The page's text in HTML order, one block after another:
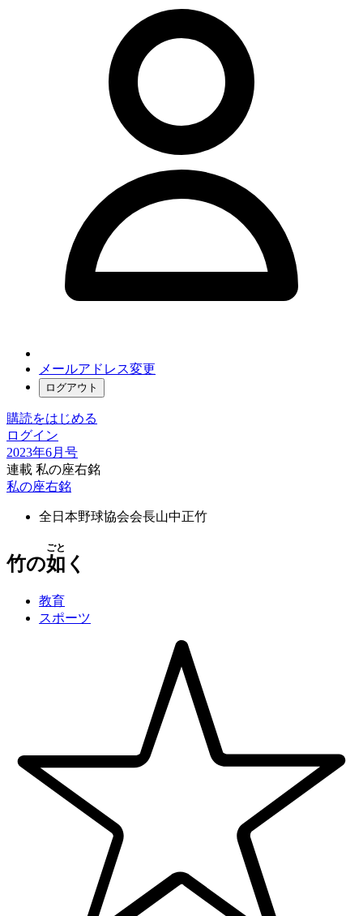
メールアドレス変更
ログアウト
購読をはじめる
ログイン
2023年6月号
連載 私の座右銘
私の座右銘
全日本野球協会会長山中正竹
竹の如
ごと
く
教育
スポーツ